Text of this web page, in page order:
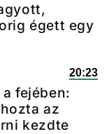
égett egy
20:23
fejében:
az
kezdte